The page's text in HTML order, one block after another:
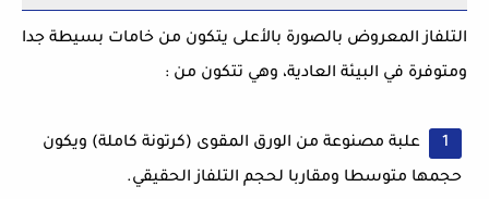
التلفاز المعروض بالصورة بالأعلى يتكون من خامات بسيطة جدا
ومتوفرة في البيئة العادية، وهي تتكون من :
علبة مصنوعة من الورق المقوى (كرتونة كاملة) ويكون
حجمها متوسطا ومقاربا لحجم التلفاز الحقيقي.